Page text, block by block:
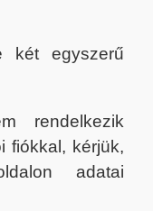
két egyszerű
rendelkezik
fiókkal, kérjük,
adatai